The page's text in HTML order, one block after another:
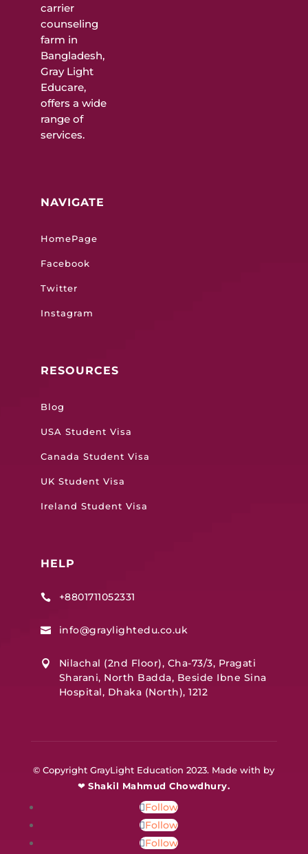
carrier
counseling
farm in
Bangladesh,
Gray Light
Educare,
offers a wide
range of
services.
NAVIGATE
HomePage
Facebook
Twitter
Instagram
RESOURCES
Blog
USA Student Visa
Canada Student Visa
UK Student Visa
Ireland Student Visa
HELP
 +8801711052331
 info@graylightedu.co.uk

Nilachal (2nd Floor), Cha-73/3, Pragati
Sharani, North Badda, Beside Ibne Sina
Hospital, Dhaka (North), 1212
© Copyright GrayLight Education 2023. Made with by
❤Shakil Mahmud Chowdhury.
Follow
Follow
Follow